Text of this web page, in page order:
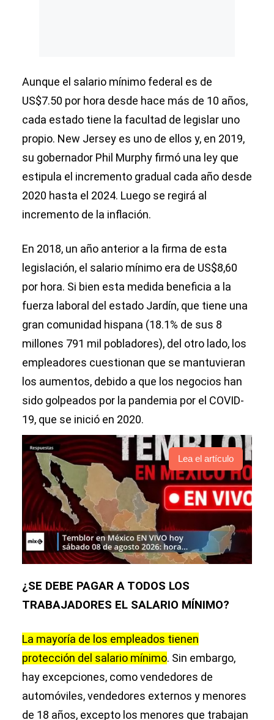
Aunque el salario mínimo federal es de
US$7.50 por hora desde hace más de 10 años,
cada estado tiene la facultad de legislar uno
propio. New Jersey es uno de ellos y, en 2019,
su gobernador Phil Murphy firmó una ley que
estipula el incremento gradual cada año desde
2020 hasta el 2024. Luego se regirá al
incremento de la inflación.
En 2018, un año anterior a la firma de esta
legislación, el salario mínimo era de US$8,60
por hora. Si bien esta medida beneficia a la
fuerza laboral del estado Jardín, que tiene una
gran comunidad hispana (18.1% de sus 8
millones 791 mil pobladores), del otro lado, los
empleadores cuestionan que se mantuvieran
los aumentos, debido a que los negocios han
sido golpeados por la pandemia por el COVID-
19, que se inició en 2020.
Lea el artículo
¿SE DEBE PAGAR A TODOS LOS
TRABAJADORES EL SALARIO MÍNIMO?
La mayoría de los empleados tienen
protección del salario mínimo. Sin embargo,
hay excepciones, como vendedores de
automóviles, vendedores externos y menores
de 18 años, excepto los menores que trabajan